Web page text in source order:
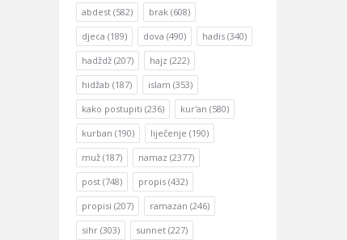
abdest (582) brak (608)
djeca (189) dova (490) hadis (340)
hadždž (207) hajz (222)
hidžab (187) islam (353)
kako postupiti (236) kur'an (580)
kurban (190) liječenje (190)
muž (187) namaz (2377)
post (748) propis (432)
propisi (207) ramazan (246)
sihr (303) sunnet (227)